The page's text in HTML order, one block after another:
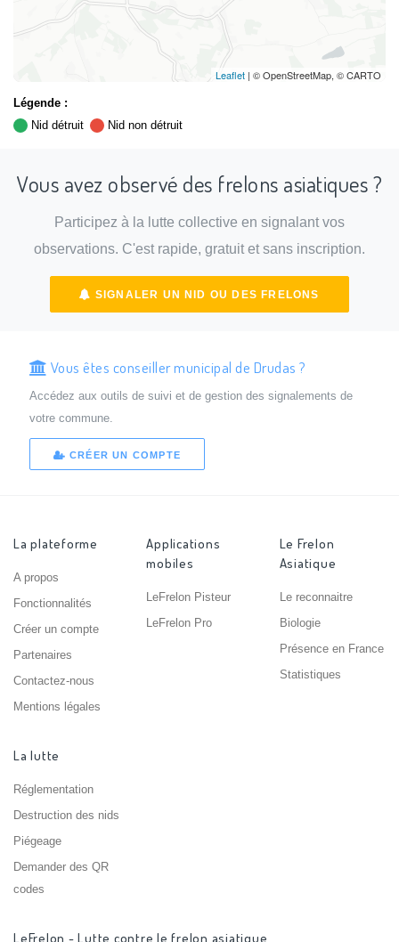
Leaflet | © OpenStreetMap, © CARTO
Légende :
Nid détruit
Nid non détruit
Vous avez observé des frelons asiatiques ?
Participez à la lutte collective en signalant vos
observations. C'est rapide, gratuit et sans inscription.
SIGNALER UN NID OU DES FRELONS
Vous êtes conseiller municipal de Drudas ?
Accédez aux outils de suivi et de gestion des signalements de
votre commune.
CRÉER UN COMPTE
La plateforme
A propos
Fonctionnalités
Créer un compte
Partenaires
Contactez-nous
Mentions légales
Applications
mobiles
LeFrelon Pisteur
LeFrelon Pro
Le Frelon
Asiatique
Le reconnaitre
Biologie
Présence en France
Statistiques
La lutte
Réglementation
Destruction des nids
Piégeage
Demander des QR
codes
LeFrelon - Lutte contre le frelon asiatique